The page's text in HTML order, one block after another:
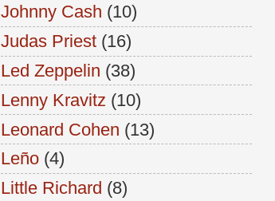
Johnny Cash (10)
Judas Priest (16)
Led Zeppelin (38)
Lenny Kravitz (10)
Leonard Cohen (13)
Leño (4)
Little Richard (8)